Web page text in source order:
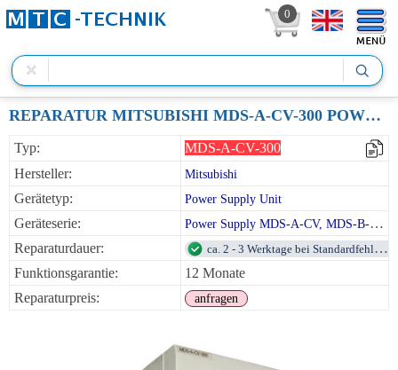
0
REPARATUR MITSUBISHI MDS-A-CV-300 POWER SUPPLY UNIT 30KW 230VAC
Typ:
MDS-A-CV-300
Hersteller:
Mitsubishi
Gerätetyp: Power Supply Unit
Geräteserie:
Power Supply MDS-A-CV, MDS-B-CV, MDS-C1-CV
Reparaturdauer:
ca. 2 - 3 Werktage bei Standardfehlern
Funktionsgarantie:
12 Monate
Reparaturpreis:
anfragen